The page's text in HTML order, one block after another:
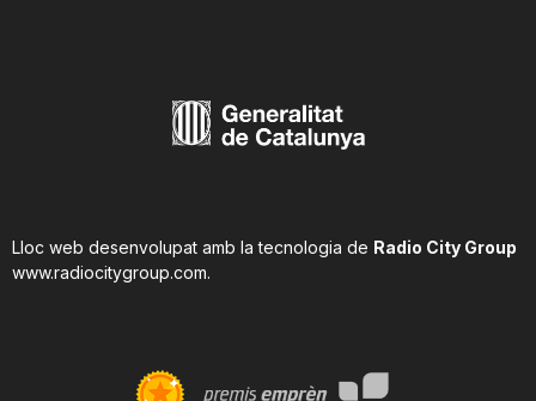
Lloc web desenvolupat amb la tecnologia de Radio City Group
www.radiocitygroup.com.